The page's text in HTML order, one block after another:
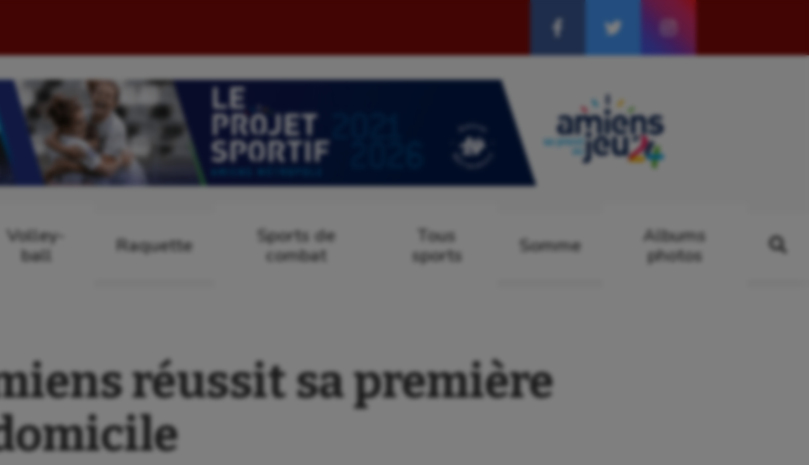
Volley-
ball
Raquette
Sports de
combat
Tous
sports
Somme
Albums
photos
réussit sa première